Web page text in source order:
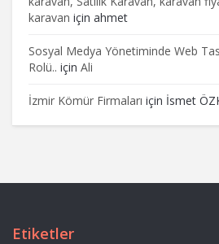
karavan için ahmet
Sosyal Medya Yönetiminde Web
Rolü.. için Ali
İzmir Kömür Firmaları için İsmet
Etiketler